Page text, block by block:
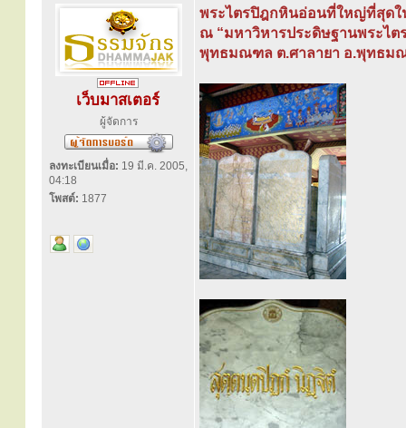
เว็บมาสเตอร์
ผู้จัดการ
ลงทะเบียนเมื่อ: 19 มี.ค. 2005,
04:18
โพสต์: 1877
พระไตรปิฎกหินอ่อนที่ใหญ่ที่สุดใ
ณ “มหาวิหารประดิษฐานพระไ
พุทธมณฑล ต.ศาลายา อ.พุทธม